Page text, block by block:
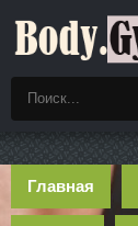
Главная